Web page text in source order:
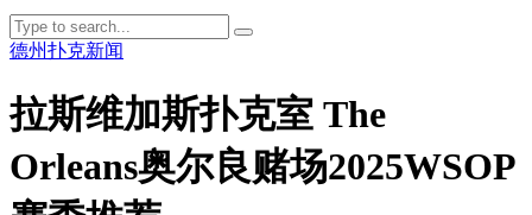
德州扑克新闻
拉斯维加斯扑克室 The
Orleans奥尔良赌场2025WSOP